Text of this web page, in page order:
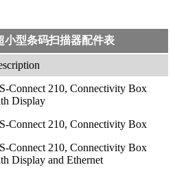
小型条码扫描器配件表
Connect 210, Connectivity Box
Display
Connect 210, Connectivity Box
Connect 210, Connectivity Box
Display and Ethernet